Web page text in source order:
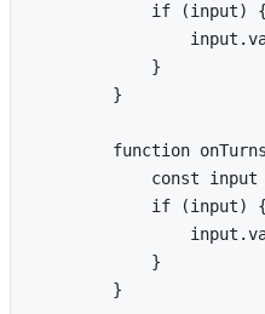
            if (input) {
            }
        }
function
const
            if (input) {
            }
        }